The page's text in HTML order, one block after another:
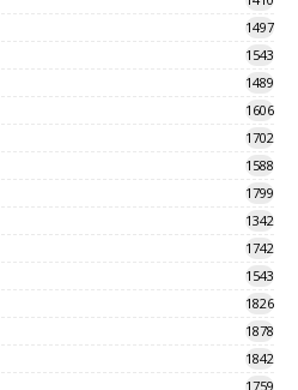
1497
1543
1489
1606
1702
1588
1799
1342
1742
1543
1826
1878
1842
1759